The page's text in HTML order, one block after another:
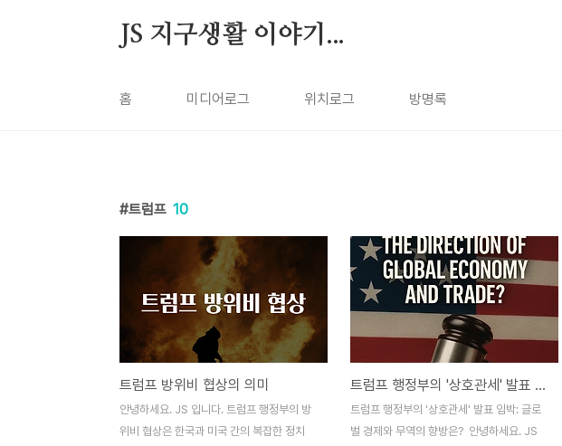
JS 지구생활 이야기...
홈 미디어로그 위치로그 방명록
트럼프 10
트럼프 방위비 협상의 의미
안녕하세요. JS 입니다. 트럼프 행정부의 방
위비 협상은 한국과 미국 간의 복잡한 정치
트럼프 행정부의 '상호관세' 발표 임박
트럼프 행정부의 '상호관세' 발표 임박: 글로
벌 경제와 무역의 향방은? 안녕하세요. JS